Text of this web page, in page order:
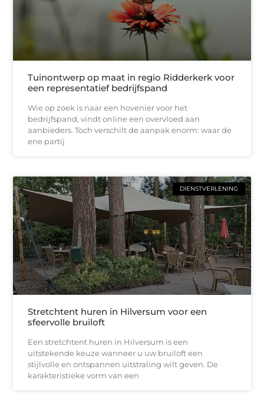
Tuinontwerp op maat in regio Ridderkerk voor
een representatief bedrijfspand
Wie op zoek is naar een hovenier voor het
bedrijfspand, vindt online een overvloed aan
aanbieders. Toch verschilt de aanpak enorm: waar de
ene partij
DIENSTVERLENING
Stretchtent huren in Hilversum voor een
sfeervolle bruiloft
Een stretchtent huren in Hilversum is een
uitstekende keuze wanneer u uw bruiloft een
stijlvolle en ontspannen uitstraling wilt geven. De
karakteristieke vorm van een